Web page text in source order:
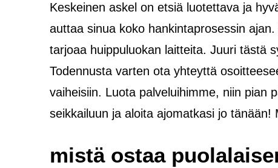
Keskeinen askel on etsiä luotettava ja
auttaa sinua koko hankintaprosessin
tarjoaa huippuluokan laitteita. Juuri tästä
Todennusta varten ota yhteyttä
vaiheisiin. Luota palveluihimme, niin pian
seikkailuun ja aloita ajomatkasi jo
mistä ostaa